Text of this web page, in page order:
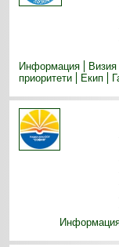
Информация
Визия
приоритети
Екип